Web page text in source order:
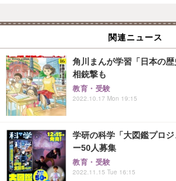
関連ニュース
角川まんが学習「日本の
相銃撃も
教育・受験
2022.10.17 Mon 19:15
学研の科学「大図鑑プロ
ー50人募集
教育・受験
2022.11.15 Tue 16:15